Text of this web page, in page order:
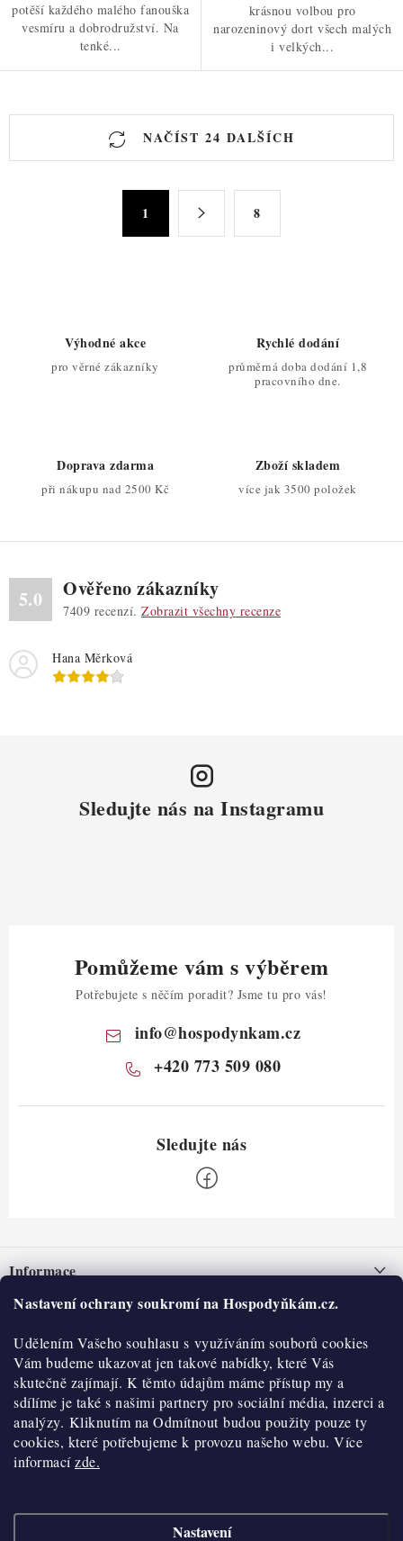
Nastavení ochrany soukromí na Hospodyňkám.cz.
Udělením Vašeho souhlasu s využíváním souborů cookies
Vám budeme ukazovat jen takové nabídky, které Vás
skutečně zajímají. K těmto údajům máme přístup my a
sdílíme je také s našimi partnery pro sociální média, inzerci a
analýzy. Kliknutím na Odmítnout budou použity pouze ty
cookies, které potřebujeme k provozu našeho webu. Více
informacízde.
Nastavení
potěší každého malého fanouška
vesmíru a dobrodružství. Na
tenké...
krásnou volbou pro
narozeninový dort všech malých
i velkých...
O
l
u
NAČÍST 24 DALŠÍCH
1 8
Výhodné akce
pro věrné zákazníky
Rychlé dodání
průměrná doba dodání 1,8
pracovního dne.
Doprava zdarma
při nákupu nad 2500 Kč
Zboží skladem
více jak 3500 položek
5.0 Ověřeno zákazníky
7409 recenzí. Zobrazit všechny recenze
Hana Měrková
Sledujte nás na Instagramu
Pomůžeme vám s výběrem
Potřebujete s něčím poradit? Jsme tu pro vás!
info@hospodynkam.cz
+420 773 509 080
pInformace
Nepřevzetí zásilky na dobírku
Obchodní podmínky
Hodnocení obchodu
Blog
Moje objednávka
O nás
Historie
Kontakty
O nákupu
Reklamace a vratky
Výdejní místa